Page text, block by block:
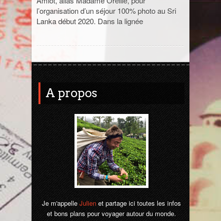
Jordanie
La Réunion
Madagascar
Malaisie
Maroc
Népal
Ouzbékistan
Pérou
Sénégal
l’organisation d’un séjour 100% photo au Sri
Lanka début 2020. Dans la lignée
A propos
Je m'appelle Julien et partage ici toutes les infos
et bons plans pour voyager autour du monde.